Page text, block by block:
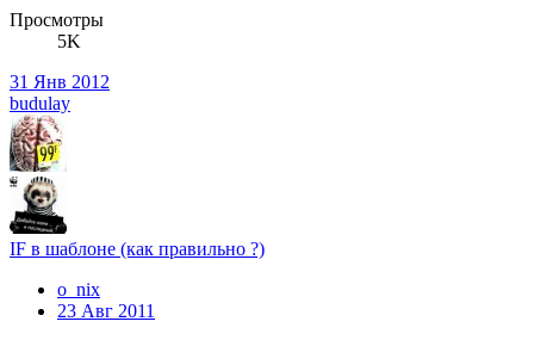
Просмотры
5K
31 Янв 2012
budulay
IF в шаблоне (как правильно ?)
o_nix
23 Авг 2011